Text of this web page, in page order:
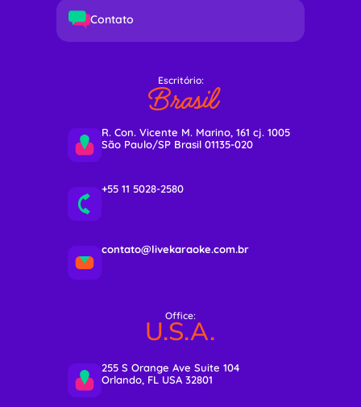
Contato
Escritório:
Brasil
R. Con. Vicente M. Marino, 161 cj. 1005
São Paulo/SP Brasil 01135-020
+55 11 5028-2580
contato@livekaraoke.com.br
Office:
U.S.A.
255 S Orange Ave Suite 104
Orlando, FL USA 32801